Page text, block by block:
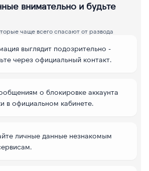
внимательно и будьте
чаще всего спасают от развода
выглядит подозрительно -
через официальный контакт.
о блокировке аккаунта
в официальном кабинете.
личные данные незнакомым